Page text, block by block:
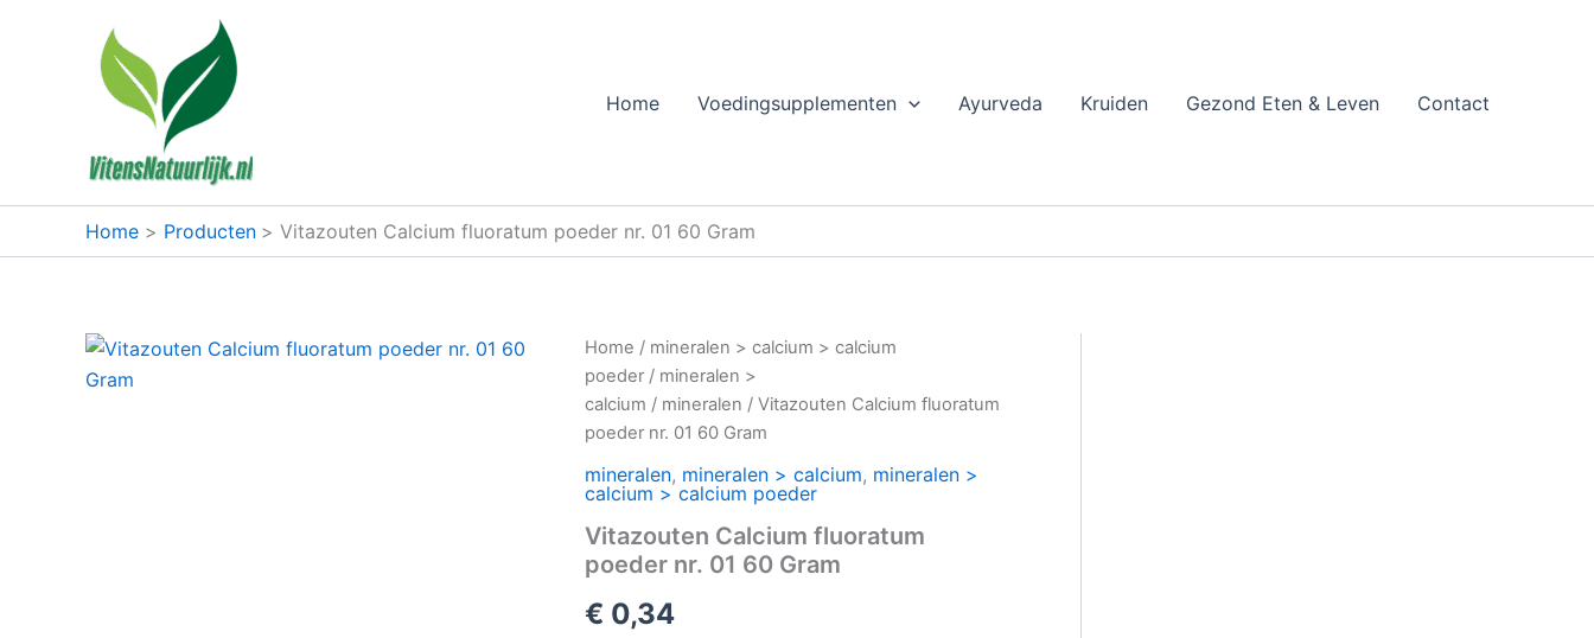
Home Voedingsupplementen Ayurveda Kruiden Gezond Eten & Leven Contact
Home Producten Vitazouten Calcium fluoratum poeder nr. 01 60 Gram
Home / mineralen > calcium > calcium
poeder/ mineralen >
calcium / mineralen / Vitazouten Calcium fluoratum
poeder nr. 01 60 Gram
mineralen, mineralen > calcium, mineralen >
calcium > calcium poeder
Vitazouten Calcium fluoratum
poeder nr. 01 60 Gram
€ 0,34